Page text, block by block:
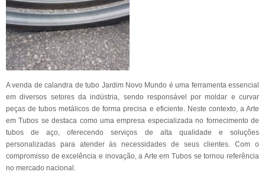
A venda de calandra de tubo Jardim Novo Mundo é uma ferramenta essencial
em diversos setores da indústria, sendo responsável por moldar e curvar
peças de tubos metálicos de forma precisa e eficiente. Neste contexto, a Arte
em Tubos se destaca como uma empresa especializada no fornecimento de
tubos de aço, oferecendo serviços de alta qualidade e soluções
personalizadas para atender às necessidades de seus clientes. Com o
compromisso de excelência e inovação, a Arte em Tubos se tornou referência
no mercado nacional.